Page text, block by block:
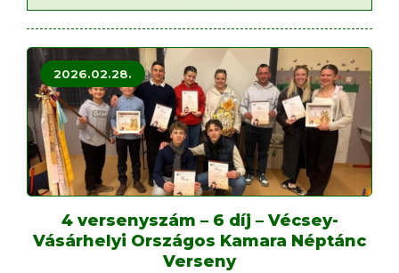
2026.02.28.
4 versenyszám – 6 díj – Vécsey-
Vásárhelyi Országos Kamara Néptánc
Verseny